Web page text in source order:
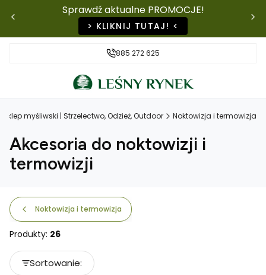
Sprawdź aktualne PROMOCJE!
> KLIKNIJ TUTAJ! <
885 272 625
- Sklep myśliwski | Strzelectwo, Odzież, Outdoor Noktowizja i termowizja
Akcesoria do noktowizji i
termowizji
Noktowizja i termowizja
Produkty: 26
Lista produktów
Sortowanie:
Domyślne